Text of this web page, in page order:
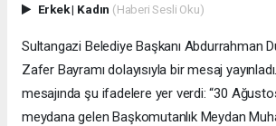
Erkek| Kadın (Haberi Sesli Oku)
Sultangazi Belediye Başkanı Abdurrahman
Zafer Bayramı dolayısıyla bir mesaj
mesajında şu ifadelere yer verdi: “30
meydana gelen Başkomutanlık Meydan